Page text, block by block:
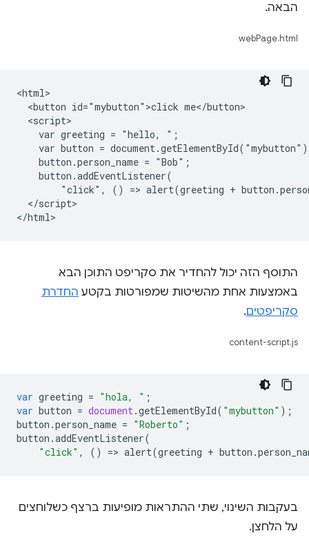
הבאה.
webPage.html
<html>
  <button id="mybutton">click me</button>
  <script>
    var greeting = "hello, ";
var button =
    button.person_name = "Bob";
    button.addEventListener(
"click", () => alert(greeting +
  </script>
התוסף הזה יכול להחדיר את סקריפט התוכן הבא
באמצעות אחת מהשיטות שמפורטות בקטע החדרת
סקריפטים.
content-script.js
var greeting = "hola, " ;
var button = document.getElementById( "mybutton" );
button .person_name = "Roberto" ;
button .addEventListener(
"click" , () => alert(greeting + button .
בעקבות השינוי, שתי ההתראות מופיעות ברצף כשלוחצים
על הלחצן.